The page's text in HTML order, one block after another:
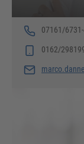
07161/
0162/